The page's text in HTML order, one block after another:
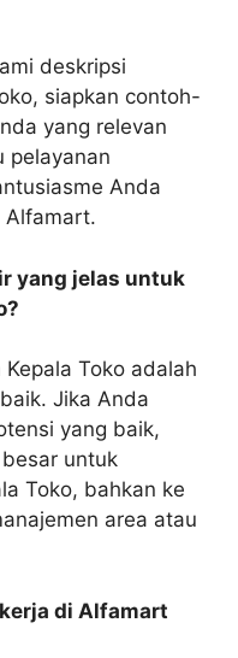
deskripsi
siapkan contoh-
yang relevan
pelayanan
Anda
yang jelas untuk
Toko adalah
Jika Anda
yang baik,
untuk
Toko, bahkan ke
area atau
di Alfamart